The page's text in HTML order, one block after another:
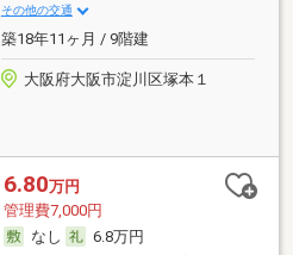
その他の交通
築18年11ヶ月 / 9階建
大阪府大阪市淀川区塚本１
6.80万円
管理費7,000円
なし
6.8万円